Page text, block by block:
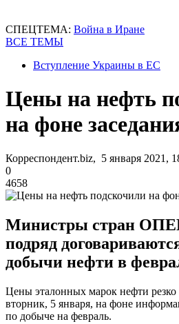
СПЕЦТЕМА: Война в Иране
ВСЕ ТЕМЫ
Вступление Украины в ЕС
Цены на нефть
на фоне
Корреспондент.biz, 5 января 2021,
0
4658
Министры стран
подряд
добычи нефти в
Цены эталонных марок нефти резко
вторник, 5 января, на фоне
по добыче на февраль.